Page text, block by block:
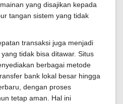
yang disajikan kepada
tangan sistem yang tidak
transaksi juga menjadi
tidak bisa ditawar. Situs
berbagai metode
bank lokal besar hingga
dengan proses
tetap aman. Hal ini